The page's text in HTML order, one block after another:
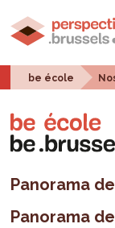
be école
Panorama
Panorama